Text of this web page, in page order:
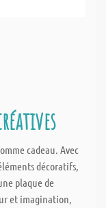
cadeau. Avec
décoratifs,
plaque de
et imagination,